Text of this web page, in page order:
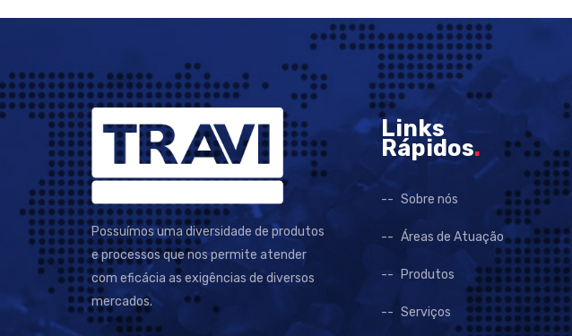
Possuímos uma diversidade de produtos
e processos que nos permite atender
com eficácia as exigências de diversos
mercados.
Links
Rápidos.
Sobre nós
Áreas de Atuação
Produtos
Serviços